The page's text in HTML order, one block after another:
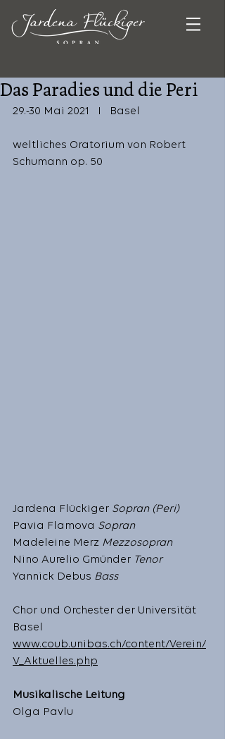
Das Paradies und die Peri
29.-30 Mai 2021   I   Basel
weltliches Oratorium von Robert
Schumann op. 50
Jardena Flückiger Sopran (Peri)
Pavia Flamova Sopran
Madeleine Merz Mezzosopran
Nino Aurelio Gmünder Tenor
Yannick Debus Bass
Chor und Orchester der Universität
Basel
www.coub.unibas.ch/content/Verein/
V_Aktuelles.php
Musikalische Leitung
Olga Pavlu